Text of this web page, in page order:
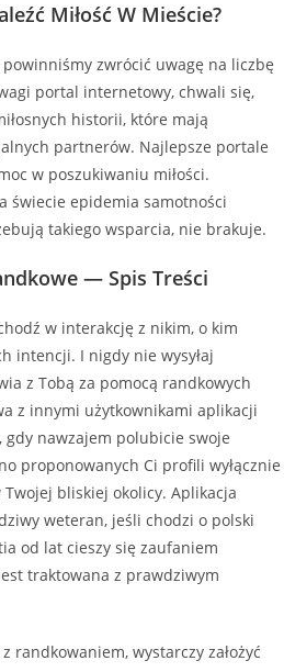
Miłość W Mieście?
zwrócić uwagę na liczbę
portal internetowy, chwali się,
historii, które mają
partnerów. Najlepsze portale
w poszukiwaniu miłości.
świecie epidemia samotności
takiego wsparcia, nie brakuje.
— Spis Treści
w interakcję z nikim, o kim
intencji. I nigdy nie wysyłaj
z Tobą za pomocą randkowych
z innymi użytkownikami aplikacji
gdy nawzajem polubicie swoje
proponowanych Ci profili wyłącznie
bliskiej okolicy. Aplikacja
weteran, jeśli chodzi o polski
od lat cieszy się zaufaniem
traktowana z prawdziwym
randkowaniem, wystarczy założyć